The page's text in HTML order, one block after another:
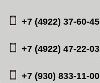
+7 (4922) 37-60-45
+7 (4922) 47-22-03
+7 (930) 833-11-00